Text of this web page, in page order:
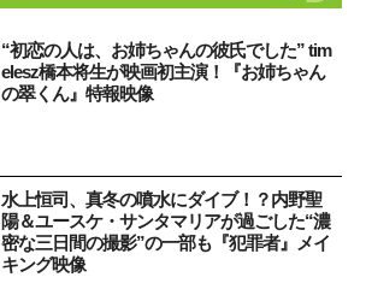
“初恋の人は、お姉ちゃんの彼氏でした” tim
elesz橋本将生が映画初主演！『お姉ちゃん
の翠くん』特報映像
水上恒司、真冬の噴水にダイブ！？内野聖
陽＆ユースケ・サンタマリアが過ごした“濃
密な三日間の撮影”の一部も『犯罪者』メイ
キング映像